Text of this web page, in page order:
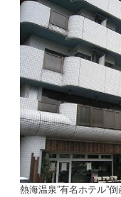
熱海温泉”有名ホテル”